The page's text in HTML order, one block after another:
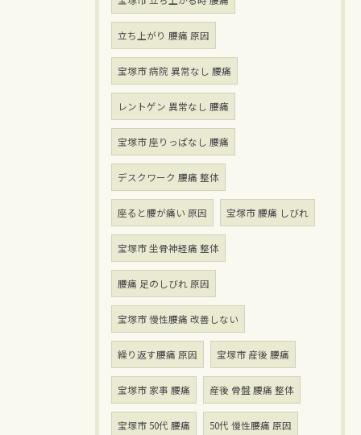
立ち上がり 腰痛 原因
宝塚市 病院 異常なし 腰痛
レントゲン 異常なし 腰痛
宝塚市 座りっぱなし 腰痛
デスクワーク 腰痛 整体
座ると腰が痛い 原因 宝塚市 腰痛 しびれ
宝塚市 坐骨神経痛 整体
腰痛 足のしびれ 原因
宝塚市 慢性腰痛 改善しない
繰り返す腰痛 原因 宝塚市 産後 腰痛
宝塚市 家事 腰痛 産後 骨盤 腰痛 整体
宝塚市 50代 腰痛 50代 慢性腰痛 原因